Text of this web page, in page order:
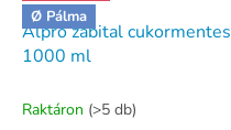
Ø Pálma
Alpro zabital cukormentes
1000 ml
Raktáron (>5 db)